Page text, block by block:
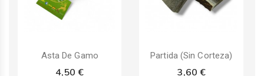
Asta De Gamo
4,50 €
Partida (Sin Corteza)
3,60 €